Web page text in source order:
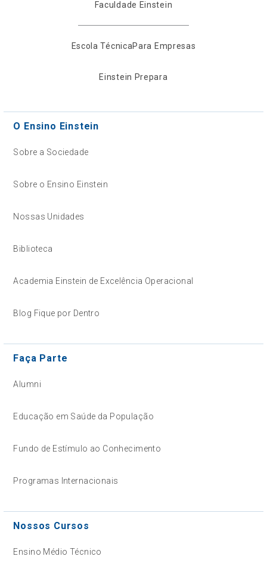
Faculdade Einstein
Escola TécnicaPara Empresas
Einstein Prepara
O Ensino Einstein
Sobre a Sociedade
Sobre o Ensino Einstein
Nossas Unidades
Biblioteca
Academia Einstein de Excelência Operacional
Blog Fique por Dentro
Faça Parte
Alumni
Educação em Saúde da População
Fundo de Estímulo ao Conhecimento
Programas Internacionais
Nossos Cursos
Ensino Médio Técnico